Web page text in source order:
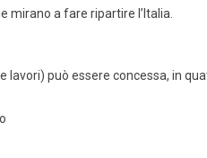
a fare ripartire l’Italia.
lavori) può essere concessa, in